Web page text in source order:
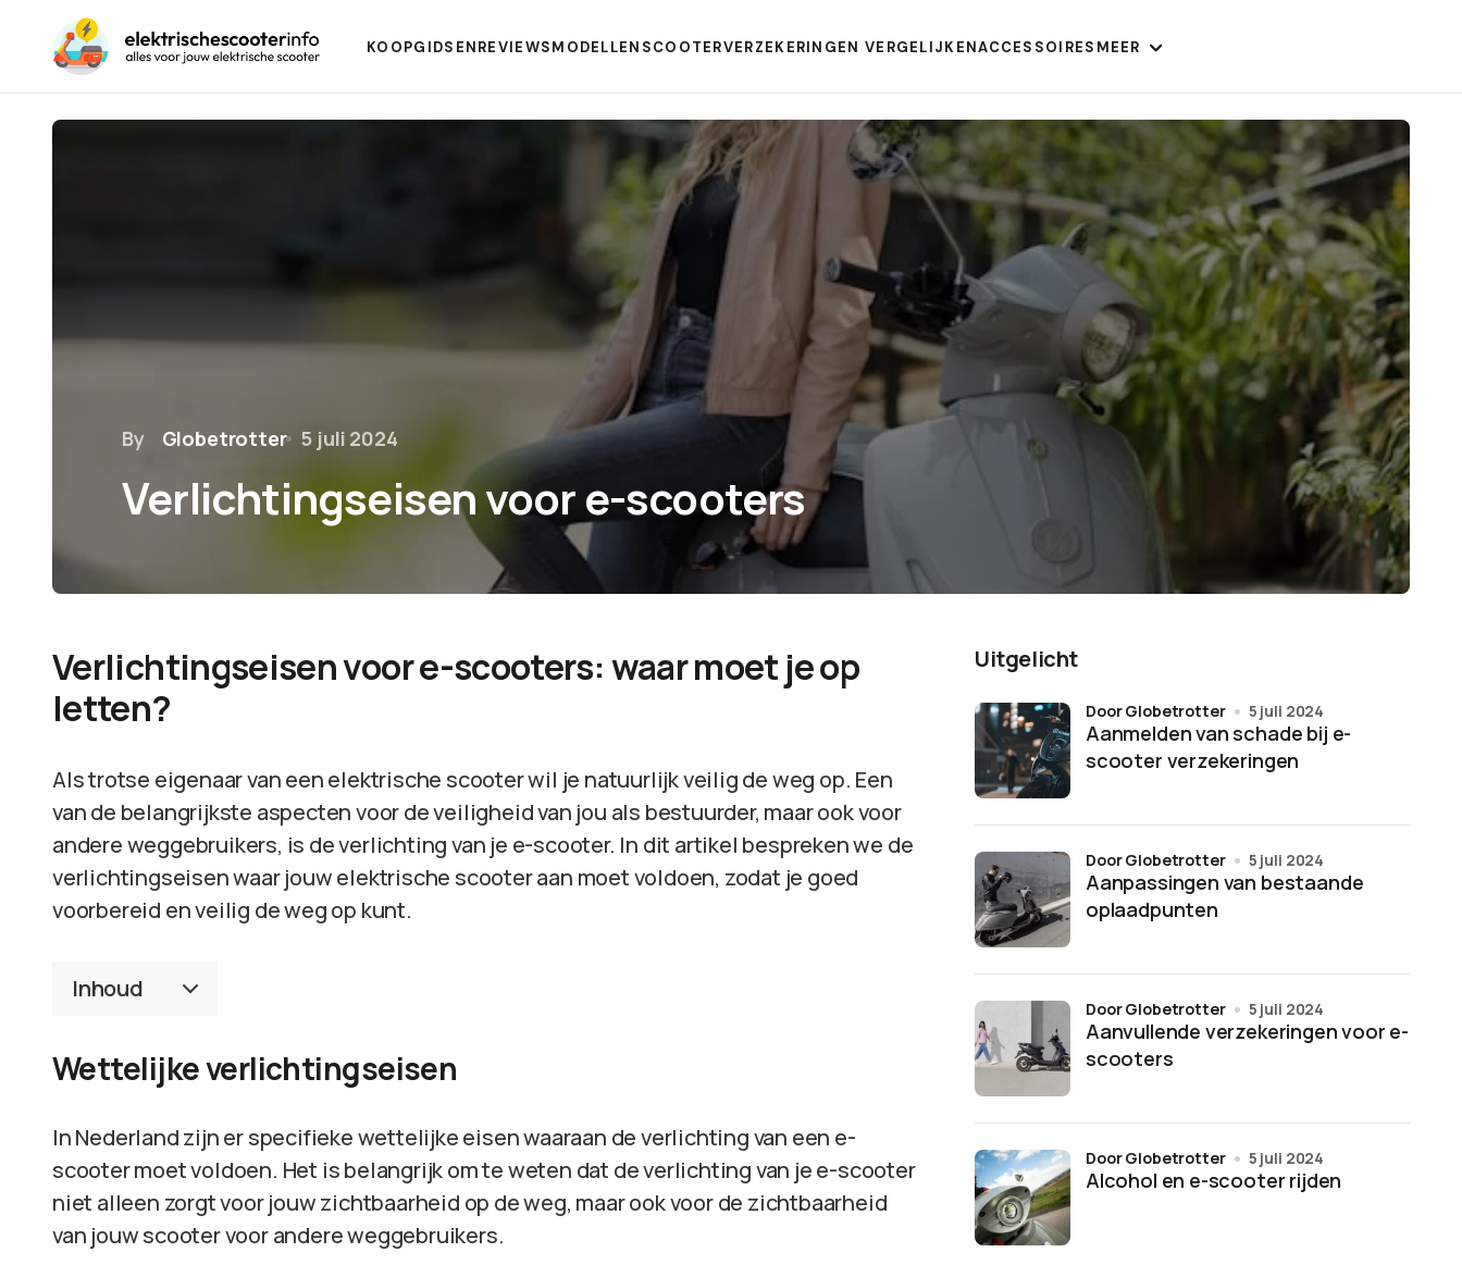
KOOPGIDSENREVIEWSMODELLEN SCOOTERVERZEKERINGEN VERGELIJKENACCESSOIRES MEER
By Globetrotter 5 juli 2024
Verlichtingseisen voor e-scooters
Verlichtingseisen voor e-scooters: waar moet je op
letten?
Als trotse eigenaar van een elektrische scooter wil je natuurlijk veilig de weg op. Een
van de belangrijkste aspecten voor de veiligheid van jou als bestuurder, maar ook voor
andere weggebruikers, is de verlichting van je e-scooter. In dit artikel bespreken we de
verlichtingseisen waar jouw elektrische scooter aan moet voldoen, zodat je goed
voorbereid en veilig de weg op kunt.
Inhoud
Wettelijke verlichtingseisen
In Nederland zijn er specifieke wettelijke eisen waaraan de verlichting van een e-
scooter moet voldoen. Het is belangrijk om te weten dat de verlichting van je e-scooter
niet alleen zorgt voor jouw zichtbaarheid op de weg, maar ook voor de zichtbaarheid
van jouw scooter voor andere weggebruikers.
Uitgelicht
Aanmelden van schade bij e-
scooter verzekeringen
door Globetrotter 5 juli 2024
Aanpassingen van bestaande
oplaadpunten
door Globetrotter 5 juli 2024
Aanvullende verzekeringen voor e-
scooters
door Globetrotter 5 juli 2024
Alcohol en e-scooter rijden
door Globetrotter 5 juli 2024